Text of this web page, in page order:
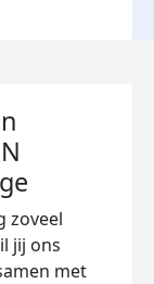
zoveel
jij ons
met